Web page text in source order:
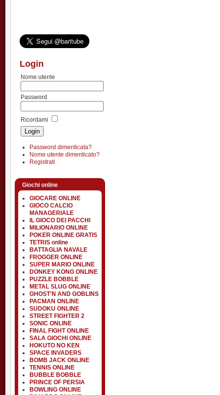
Login
Nome utente
Password
Ricordami
Password dimenticata?
Nome utente dimenticato?
Registrati
Giochi online
GIOCARE ONLINE
GIOCO CALCIO
MANAGERIALE
IL GIOCO DEI PACCHI
MILIONARIO ONLINE
POKER ONLINE GRATIS
TETRIS online
BATTAGLIA NAVALE
FROGGER ONLINE
SUPER MARIO ONLINE
DONKEY KONG ONLINE
PUZZLE BOBBLE
METAL SLUG ONLINE
GHOST'N AND GOBLINS
PACMAN ONLINE
SUDOKU ONLINE
STREET FIGHTER 2
SONIC ONLINE
FINAL FIGHT ONLINE
SALA GIOCHI ONLINE
HOKUTO NO KEN
SPACE INVADERS
BOMB JACK ONLINE
TENNIS ONLINE
BUBBLE BOBBLE
PRINCE OF PERSIA
BOWLING ONLINE